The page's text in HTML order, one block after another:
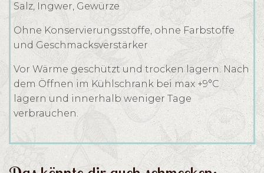
Salz, Ingwer, Gewürze
Ohne Konservierungsstoffe, ohne Farbstoffe
und Geschmacksverstärker
Vor Wärme geschützt und trocken lagern. Nach
dem Öffnen im Kühlschrank bei max +9°C
lagern und innerhalb weniger Tage
verbrauchen.